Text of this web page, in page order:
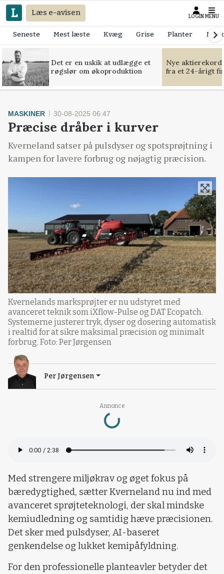
Læs e-avisen LOGIN MENU
Seneste Mest læste Kvæg Grise Planter
Det er en uskik at udlægge et
røgslør om økoproduktion
Nye
fra et 24-årigt
Annonce
Loading...
MASKINER 30-08-2025 06:47
Præcise dråber i kurver
Kverneland satser på pulsdyser og spotsprøjtning i
kampen for lavere forbrug og nøjagtig præcision.
Kvernelands marksprøjter er nu udstyret med
avanceret teknik som iXflow-Pulse og DAT Ecopatch.
Systemerne justerer tryk, dyser og dosering automatisk
i realtid for at sikre maksimal præcision og minimalt
forbrug. Foto: Per Jørgensen
Per Jørgensen
Med strengere miljøkrav og øget fokus på
bæredygtighed, sætter Kverneland nu ind med
avanceret sprøjteteknologi, der skal mindske
kemiudledning og samtidig hæve præcisionen.
Det sker med pulsdyser, AI-baseret
genkendelse og lukket kemipåfyldning.
For den professionelle planteavler betyder det